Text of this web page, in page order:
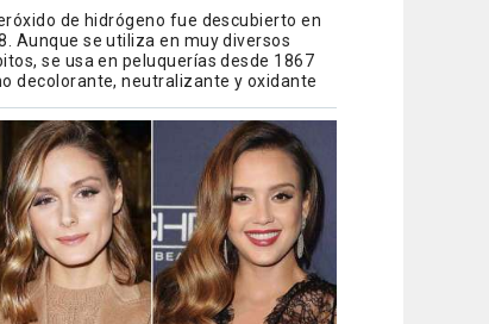
de hidrógeno fue descubierto en
Aunque se utiliza en muy diversos
se usa en peluquerías desde 1867
decolorante, neutralizante y oxidante